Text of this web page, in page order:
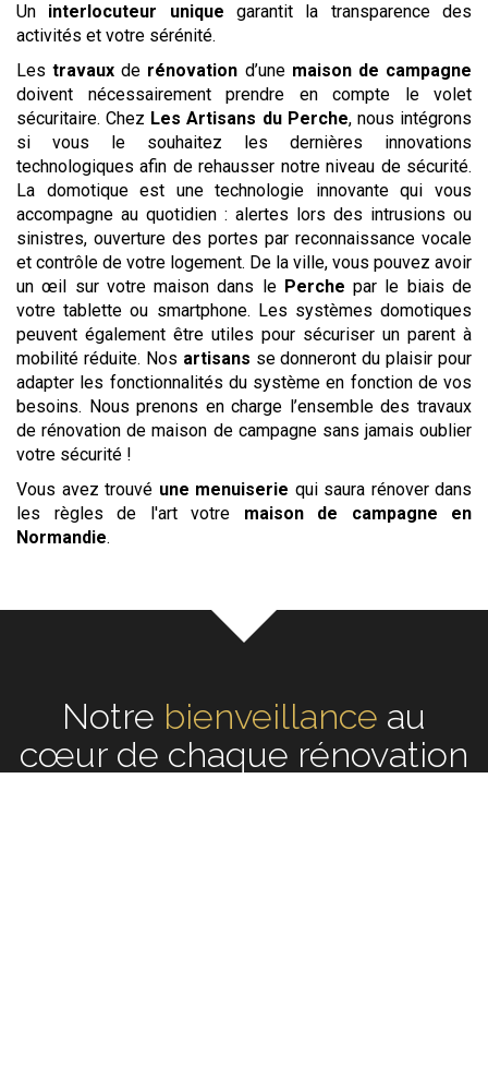
Un interlocuteur unique garantit la transparence des
activités et votre sérénité.
Lestravaux de rénovation d’une maison de campagne
doivent nécessairement prendre en compte le volet
sécuritaire. Chez Les Artisans du Perche, nous intégrons
si vous le souhaitez les dernières innovations
technologiques afin de rehausser notre niveau de sécurité.
La domotique est une technologie innovante qui vous
accompagne au quotidien : alertes lors des intrusions ou
sinistres, ouverture des portes par reconnaissance vocale
et contrôle de votre logement. De la ville, vous pouvez avoir
un œil sur votre maison dans le Perche par le biais de
votre tablette ou smartphone. Les systèmes domotiques
peuvent également être utiles pour sécuriser un parent à
mobilité réduite. Nos artisans se donneront du plaisir pour
adapter les fonctionnalités du système en fonction de vos
besoins. Nous prenons en charge l’ensemble des travaux
de rénovation de maison de campagne sans jamais oublier
votre sécurité !
Vous avez trouvé une menuiserie qui saura rénover dans
les règles de l'art votre maison de campagne
en
Normandie.
Notreécouteau cœur de
chaque rénovation